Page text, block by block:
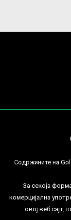
Содржините на
За секоја
комерцијална
овој веб сајт,